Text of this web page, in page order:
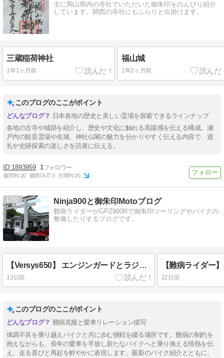
主に岡山県内の寺社でいただいた御朱印をのんびり紹介
しています。関西の寺社にもふらりと出掛けます。
三蔵稲荷神社
1年1ヶ月前
福山城
1年2ヶ月前
このブログのここがポイント
日本各地の歴史と美しい霊場を探索できるラインナップ
各地の古寺や城跡を紹介し、歴史や文化に触れる高揚感を伝える構成。瀬
戸内の観音霊場や名城、神社仏閣の魅力を分かりやすく伝える内容で、巡
礼や史跡探索の楽しさを読者に伝える。
1893959 1
週間IN:20 週間OUT:0 月間IN:20
17 Ninja900と御朱印Motoブログ
難病ライダーがGPZ900Rで御朱印ツーリングやバイクの
整備したりするブログです。
【Versys650】 エンジンガードとラジエーターガード取り付けた！
13日前 22日前
このブログのここがポイント
難病克服と愛車リレーション描写
体調不良を乗り越えバイクと共に歩む挑戦を綴る場所です。難病の制約を
抱えながらも、長年の愛車を手放し新たなバイクへと乗り換える情熱を伝
え、走る喜びと再起を鮮やかに表現します。最新のバイク紹介とともに、